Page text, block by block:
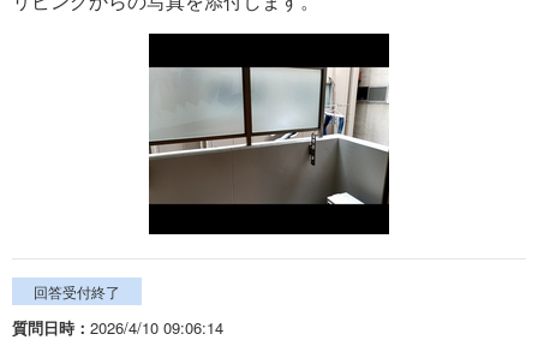
回答受付終了
質問日時
2026/4/10 09:06:14